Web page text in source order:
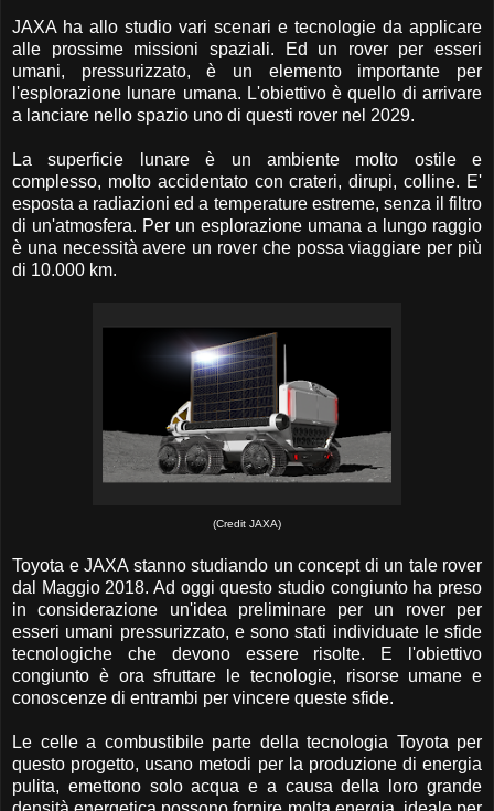
JAXA ha allo studio vari scenari e tecnologie da applicare
alle prossime missioni spaziali. Ed un rover per esseri
umani, pressurizzato, è un elemento importante per
l'esplorazione lunare umana. L'obiettivo è quello di arrivare
a lanciare nello spazio uno di questi rover nel 2029.
La superficie lunare è un ambiente molto ostile e
complesso, molto accidentato con crateri, dirupi, colline. E'
esposta a radiazioni ed a temperature estreme, senza il filtro
di un'atmosfera. Per un esplorazione umana a lungo raggio
è una necessità avere un rover che possa viaggiare per più
di 10.000 km.
(Credit JAXA)
Toyota e JAXA stanno studiando un concept di un tale rover
dal Maggio 2018. Ad oggi questo studio congiunto ha preso
in considerazione un'idea preliminare per un rover per
esseri umani pressurizzato, e sono stati individuate le sfide
tecnologiche che devono essere risolte. E l'obiettivo
congiunto è ora sfruttare le tecnologie, risorse umane e
conoscenze di entrambi per vincere queste sfide.
Le celle a combustibile parte della tecnologia Toyota per
questo progetto, usano metodi per la produzione di energia
pulita, emettono solo acqua e a causa della loro grande